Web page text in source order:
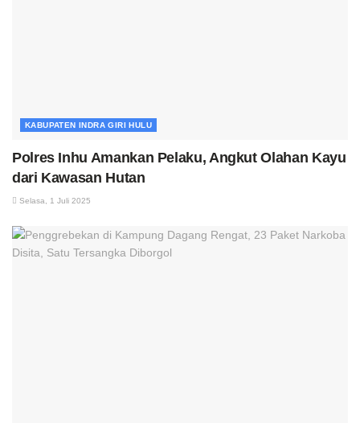
KABUPATEN INDRA GIRI HULU
Polres Inhu Amankan Pelaku, Angkut Olahan Kayu
dari Kawasan Hutan
Selasa, 1 Juli 2025